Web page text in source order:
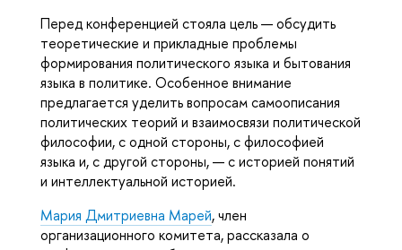
Перед конференцией стояла цель — обсудить
теоретические и прикладные проблемы
формирования политического языка и бытования
языка в политике. Особенное внимание
предлагается уделить вопросам самоописания
политических теорий и взаимосвязи политической
философии, c одной стороны, с философией
языка и, с другой стороны, — с историей понятий
и интеллектуальной историей.
Мария Дмитриевна Марей, член
организационного комитета, рассказала о